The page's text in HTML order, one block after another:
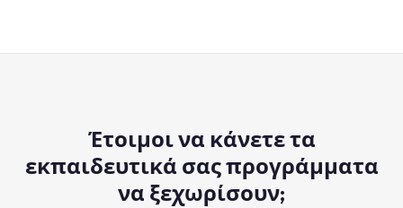
Έτοιμοι να κάνετε τα
εκπαιδευτικά σας προγράμματα
να ξεχωρίσουν;